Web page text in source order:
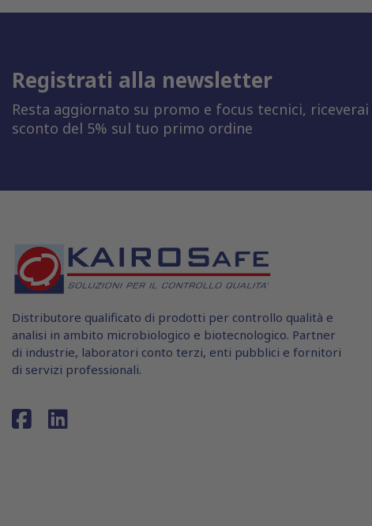
Registrati alla newsletter
Resta aggiornato su promo e focus tecnici, riceverai
sconto del 5% sul tuo primo ordine
Distributore qualificato di prodotti per controllo qualità e
analisi in ambito microbiologico e biotecnologico. Partner
di industrie, laboratori conto terzi, enti pubblici e fornitori
di servizi professionali.